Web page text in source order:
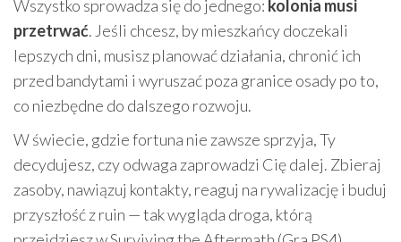
Wszystko sprowadza się do jednego: kolonia musi
przetrwać. Jeśli chcesz, by mieszkańcy doczekali
lepszych dni, musisz planować działania, chronić ich
przed bandytami i wyruszać poza granice osady po to,
co niezbędne do dalszego rozwoju.
W świecie, gdzie fortuna nie zawsze sprzyja, Ty
decydujesz, czy odwaga zaprowadzi Cię dalej. Zbieraj
zasoby, nawiązuj kontakty, reaguj na rywalizację i buduj
przyszłość z ruin — tak wygląda droga, którą